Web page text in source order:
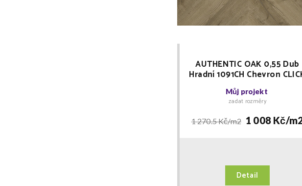
AUTHENTIC OAK 0,55 Dub
Hradní 1091CH Chevron
RIGID vinyl Floor Forever +
LIŠTA zdarma
Můj projekt
zadat rozměry
1 270.5 Kč/m2 1 008 Kč/
Detail